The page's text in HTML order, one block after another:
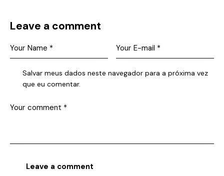
Leave a comment
Salvar meus dados neste navegador para a próxima vez
que eu comentar.